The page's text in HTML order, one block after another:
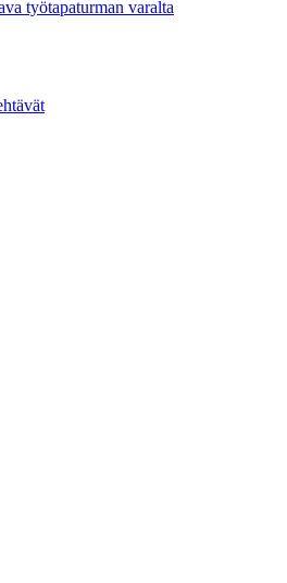
työtapaturman varalta